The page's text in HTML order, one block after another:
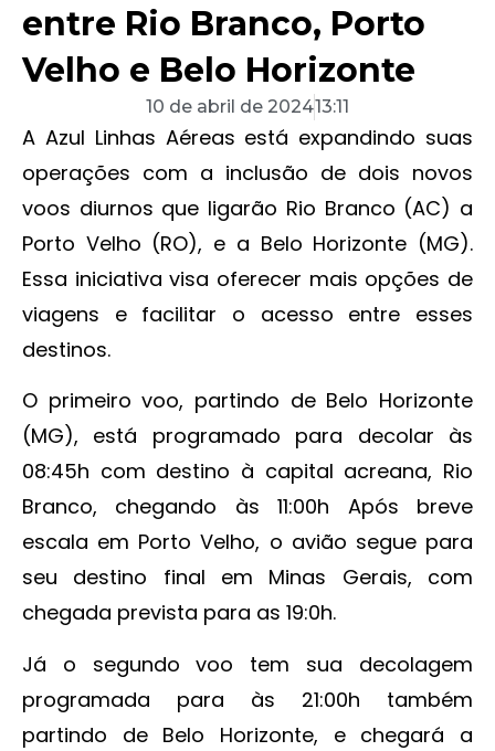
entre Rio Branco, Porto
Velho e Belo Horizonte
10 de abril de 202413:11
A Azul Linhas Aéreas está expandindo suas
operações com a inclusão de dois novos
voos diurnos que ligarão Rio Branco (AC) a
Porto Velho (RO), e a Belo Horizonte (MG).
Essa iniciativa visa oferecer mais opções de
viagens e facilitar o acesso entre esses
destinos.
O primeiro voo, partindo de Belo Horizonte
(MG), está programado para decolar às
08:45h com destino à capital acreana, Rio
Branco, chegando às 11:00h Após breve
escala em Porto Velho, o avião segue para
seu destino final em Minas Gerais, com
chegada prevista para as 19:0h.
Já o segundo voo tem sua decolagem
programada para às 21:00h também
partindo de Belo Horizonte, e chegará a